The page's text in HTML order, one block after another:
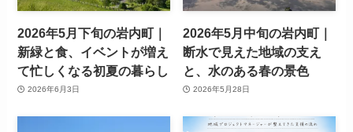
2026年5月下旬の岩内町｜
新緑と食、イベントが増え
て忙しくなる初夏の暮らし
2026年6月3日
2026年5月中旬の岩内町｜
断水で見えた地域の支え
と、水のある春の景色
2026年5月28日